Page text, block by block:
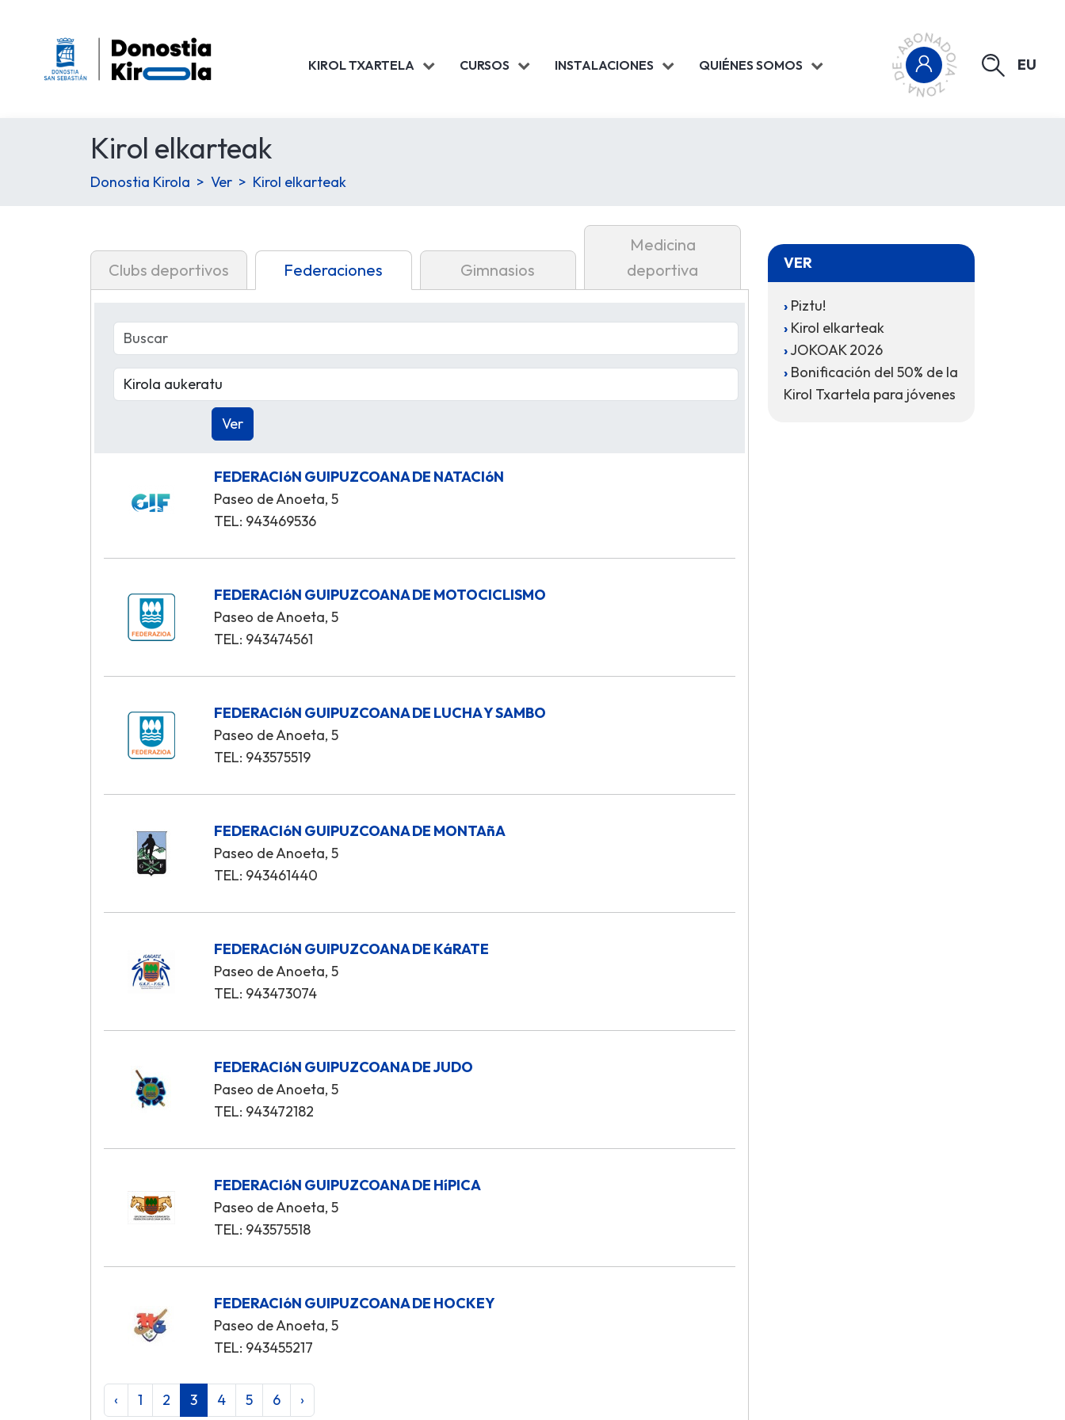
KIROL TXARTELA CURSOS INSTALACIONES QUIÉNES SOMOS EU
Kirol elkarteak
Donostia Kirola Ver Kirol elkarteak
Clubs deportivos Federaciones Gimnasios
Medicina
deportiva
FEDERACIóN GUIPUZCOANA DE NATACIóN
Paseo de Anoeta, 5
TEL: 943469536
FEDERACIóN GUIPUZCOANA DE MOTOCICLISMO
Paseo de Anoeta, 5
TEL: 943474561
FEDERACIóN GUIPUZCOANA DE LUCHA Y SAMBO
Paseo de Anoeta, 5
TEL: 943575519
FEDERACIóN GUIPUZCOANA DE MONTAñA
Paseo de Anoeta, 5
TEL: 943461440
FEDERACIóN GUIPUZCOANA DE KáRATE
Paseo de Anoeta, 5
TEL: 943473074
FEDERACIóN GUIPUZCOANA DE JUDO
Paseo de Anoeta, 5
TEL: 943472182
FEDERACIóN GUIPUZCOANA DE HíPICA
Paseo de Anoeta, 5
TEL: 943575518
FEDERACIóN GUIPUZCOANA DE HOCKEY
Paseo de Anoeta, 5
TEL: 943455217
‹ 1 2 3 4 5 6 ›
VER
Piztu!
Kirol elkarteak
JOKOAK 2026
Bonificación del 50% de la
Kirol Txartela para jóvenes